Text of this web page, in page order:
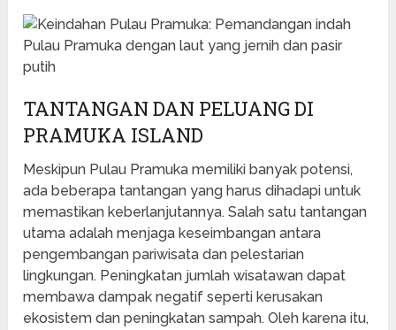
TANTANGAN DAN PELUANG DI
PRAMUKA ISLAND
Meskipun Pulau Pramuka memiliki banyak potensi,
ada beberapa tantangan yang harus dihadapi untuk
memastikan keberlanjutannya. Salah satu tantangan
utama adalah menjaga keseimbangan antara
pengembangan pariwisata dan pelestarian
lingkungan. Peningkatan jumlah wisatawan dapat
membawa dampak negatif seperti kerusakan
ekosistem dan peningkatan sampah. Oleh karena itu,